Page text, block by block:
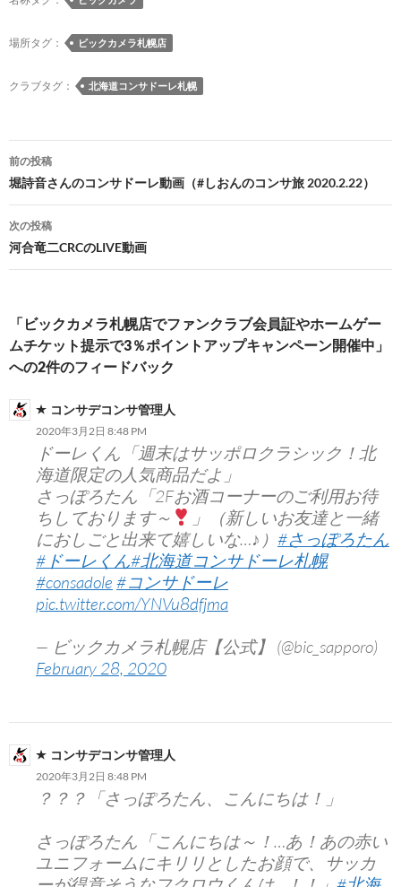
k
場所タグ： ビックカメラ札幌店
クラブタグ： 北海道コンサドーレ札幌
投
稿
ナ
ビ
ゲ
ー
シ
ョ
ン
前の投稿
堀詩音さんのコンサドーレ動画（#しおんのコンサ旅 2020.2.22）
次の投稿
河合竜二CRCのLIVE動画
「ビックカメラ札幌店でファンクラブ会員証やホームゲー
ムチケット提示で3％ポイントアップキャンペーン開催中」
への2件のフィードバック
コンサデコンサ管理人
2020年3月2日 8:48 PM
ドーレくん「週末はサッポロクラシック！北
海道限定の人気商品だよ」
さっぽろたん「2Fお酒コーナーのご利用お待
ちしております～
」（新しいお友達と一緒
におしごと出来て嬉しいな…♪） #さっぽろたん
#ドーレくん#北海道コンサドーレ札幌
#consadole #コンサドーレ
pic.twitter.com/YNVu8dfjma
— ビックカメラ札幌店【公式】 (@bic_sapporo)
February 28, 2020
コンサデコンサ管理人
2020年3月2日 8:48 PM
？？？「さっぽろたん、こんにちは！」
さっぽろたん「こんにちは～！…あ！あの赤い
ユニフォームにキリリとしたお顔で、サッカ